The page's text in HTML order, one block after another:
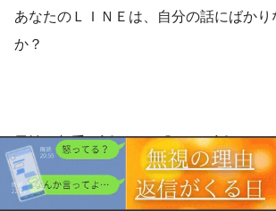
あなたのＬＩＮＥは、自分の話にばかり
か？
男性は相手の話よりも『オレの話』に
の。